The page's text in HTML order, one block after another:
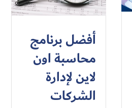
أفضل برنامج
محاسبة اون
لاين لإدارة
الشركات